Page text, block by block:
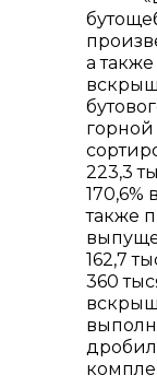
+7
а
223,3
170,6%
также
162,7
360